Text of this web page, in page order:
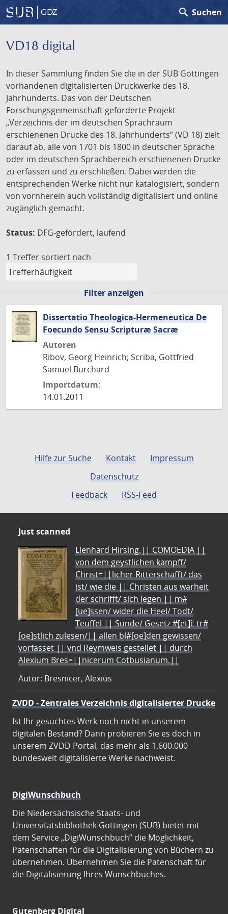
GDZ search Suchen
VD18 digital
In dieser Sammlung finden Sie die in der SUB Göttingen
vorhandenen digitalisierten Druckwerke des 18.
Jahrhunderts. Das von der Deutschen
Forschungsgemeinschaft geförderte Projekt
„Verzeichnis der im deutschen Sprachraum
erschienenen Drucke des 18. Jahrhunderts” (VD 18) zielt
darauf ab, alle von 1701 bis 1800 in deutscher Sprache
oder im deutschen Sprachbereich erschienenen Drucke
zu erfassen und zu erschließen. Dabei werden die
entsprechenden Werke nicht nur katalogisiert, sondern
von vornherein auch vollständig digitalisiert und online
zugänglich gemacht.
Status: DFG-gefördert, laufend
1 Treffer sortiert nach
Filter anzeigen
Dissertatio Theologica-Hermeneutica De
Foecundo Sensu Scripturæ Sacræ
Autoren
Ribov, Georg Heinrich; Scriba, Gottfried
Samuel Burchard
Importdatum:
14.01.2011
Hilfe zur Suche Kontakt
Impressum
Datenschutz
Feedback
RSS-Feed
Just scanned
Lienhard Hirsing.|| COMOEDIA ||
von dem geystlichen kampff/
Christ=||licher Ritterschafft/ das
ist/ wie die || Christen aus warheit
der schrifft/ sich legen || m#
[ue]ssen/ wider die Heel/ Todt/
Teuffel || Sünde/ Gesetz #[et]c̃ tr#
[oe]stlich zulesen/|| allen bl#[oe]den gewissen/
vorfasset || vnd Reymweis gestellet || durch
Alexium Bres=||nicerum Cotbusianum.||
Autor: Bresnicer, Alexius
ZVDD - Zentrales Verzeichnis digitalisierter Drucke
Ist Ihr gesuchtes Werk noch nicht in unserem
digitalen Bestand? Dann probieren Sie es doch in
unserem ZVDD Portal, das mehr als 1.600.000
bundesweit digitalisierte Werke nachweist.
DigiWunschbuch
Die Niedersächsische Staats- und
Universitätsbibliothek Göttingen (SUB) bietet mit
dem Service „DigiWunschbuch” die Möglichkeit,
Patenschaften für die Digitalisierung von Büchern zu
übernehmen. Übernehmen Sie die Patenschaft für
die Digitalisierung Ihres Wunschbuches.
Gutenberg Digital